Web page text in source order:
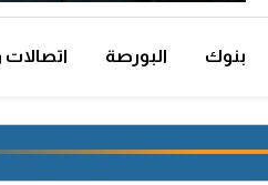
بنوك البورصة اتصالات